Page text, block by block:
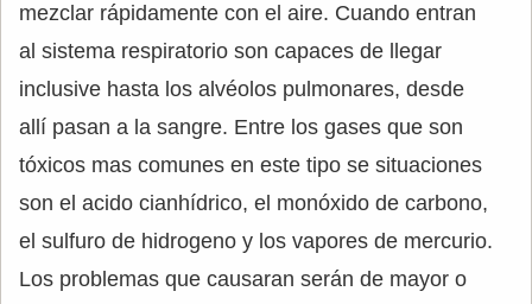
mezclar rápidamente con el aire. Cuando entran
al sistema respiratorio son capaces de llegar
inclusive hasta los alvéolos pulmonares, desde
allí pasan a la sangre. Entre los gases que son
tóxicos mas comunes en este tipo se situaciones
son el acido cianhídrico, el monóxido de carbono,
el sulfuro de hidrogeno y los vapores de mercurio.
Los problemas que causaran serán de mayor o